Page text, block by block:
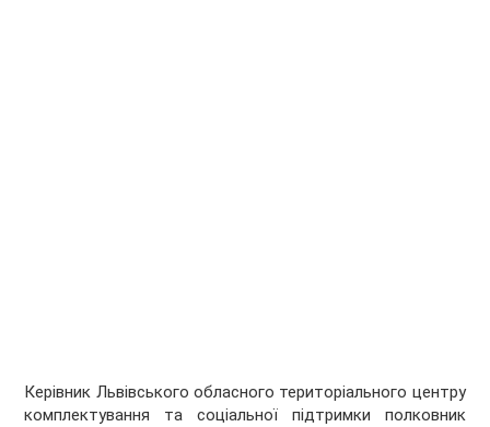
Керівник Львівського обласного територіального центру
комплектування та соціальної підтримки полковник